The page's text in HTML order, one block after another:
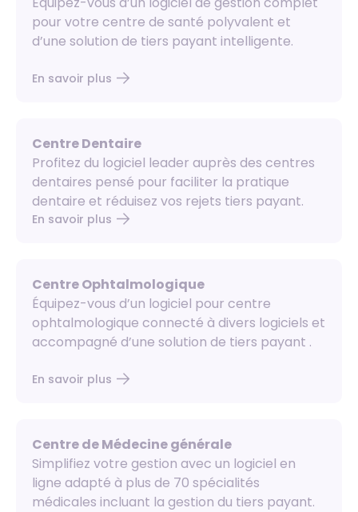
pour votre centre de santé polyvalent et
d’une solution de tiers payant intelligente.
En savoir plus
Centre Dentaire
Profitez du logiciel leader auprès des centres
dentaires pensé pour faciliter la pratique
dentaire et réduisez vos rejets tiers payant.
En savoir plus
Centre Ophtalmologique
Équipez-vous d’un logiciel pour centre
ophtalmologique connecté à divers logiciels et
accompagné d’une solution de tiers payant .
En savoir plus
Centre de Médecine générale
Simplifiez votre gestion avec un logiciel en
ligne adapté à plus de 70 spécialités
médicales incluant la gestion du tiers payant.